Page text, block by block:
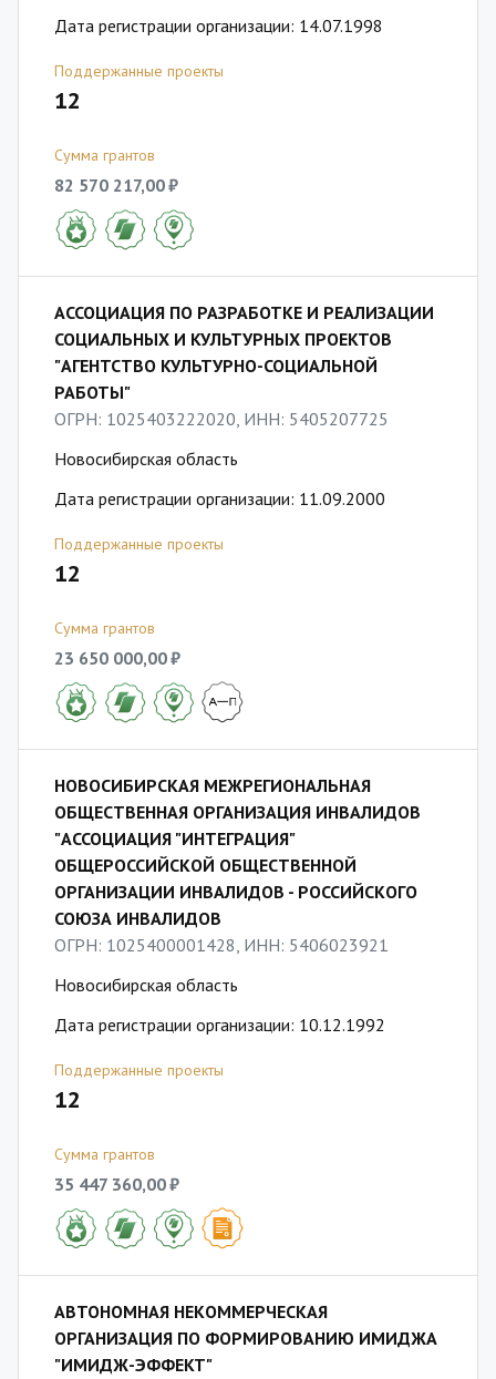
Дата регистрации организации: 14.07.1998
Поддержанные проекты
12
Сумма грантов
82 570 217,00 ₽
АССОЦИАЦИЯ ПО РАЗРАБОТКЕ И РЕАЛИЗАЦИИ
СОЦИАЛЬНЫХ И КУЛЬТУРНЫХ ПРОЕКТОВ
"АГЕНТСТВО КУЛЬТУРНО-СОЦИАЛЬНОЙ
РАБОТЫ"
ОГРН: 1025403222020, ИНН: 5405207725
Новосибирская область
Дата регистрации организации: 11.09.2000
Поддержанные проекты
12
Сумма грантов
23 650 000,00 ₽
НОВОСИБИРСКАЯ МЕЖРЕГИОНАЛЬНАЯ
ОБЩЕСТВЕННАЯ ОРГАНИЗАЦИЯ ИНВАЛИДОВ
"АССОЦИАЦИЯ "ИНТЕГРАЦИЯ"
ОБЩЕРОССИЙСКОЙ ОБЩЕСТВЕННОЙ
ОРГАНИЗАЦИИ ИНВАЛИДОВ - РОССИЙСКОГО
СОЮЗА ИНВАЛИДОВ
ОГРН: 1025400001428, ИНН: 5406023921
Новосибирская область
Дата регистрации организации: 10.12.1992
Поддержанные проекты
12
Сумма грантов
35 447 360,00 ₽
АВТОНОМНАЯ НЕКОММЕРЧЕСКАЯ
ОРГАНИЗАЦИЯ ПО ФОРМИРОВАНИЮ ИМИДЖА
"ИМИДЖ-ЭФФЕКТ"